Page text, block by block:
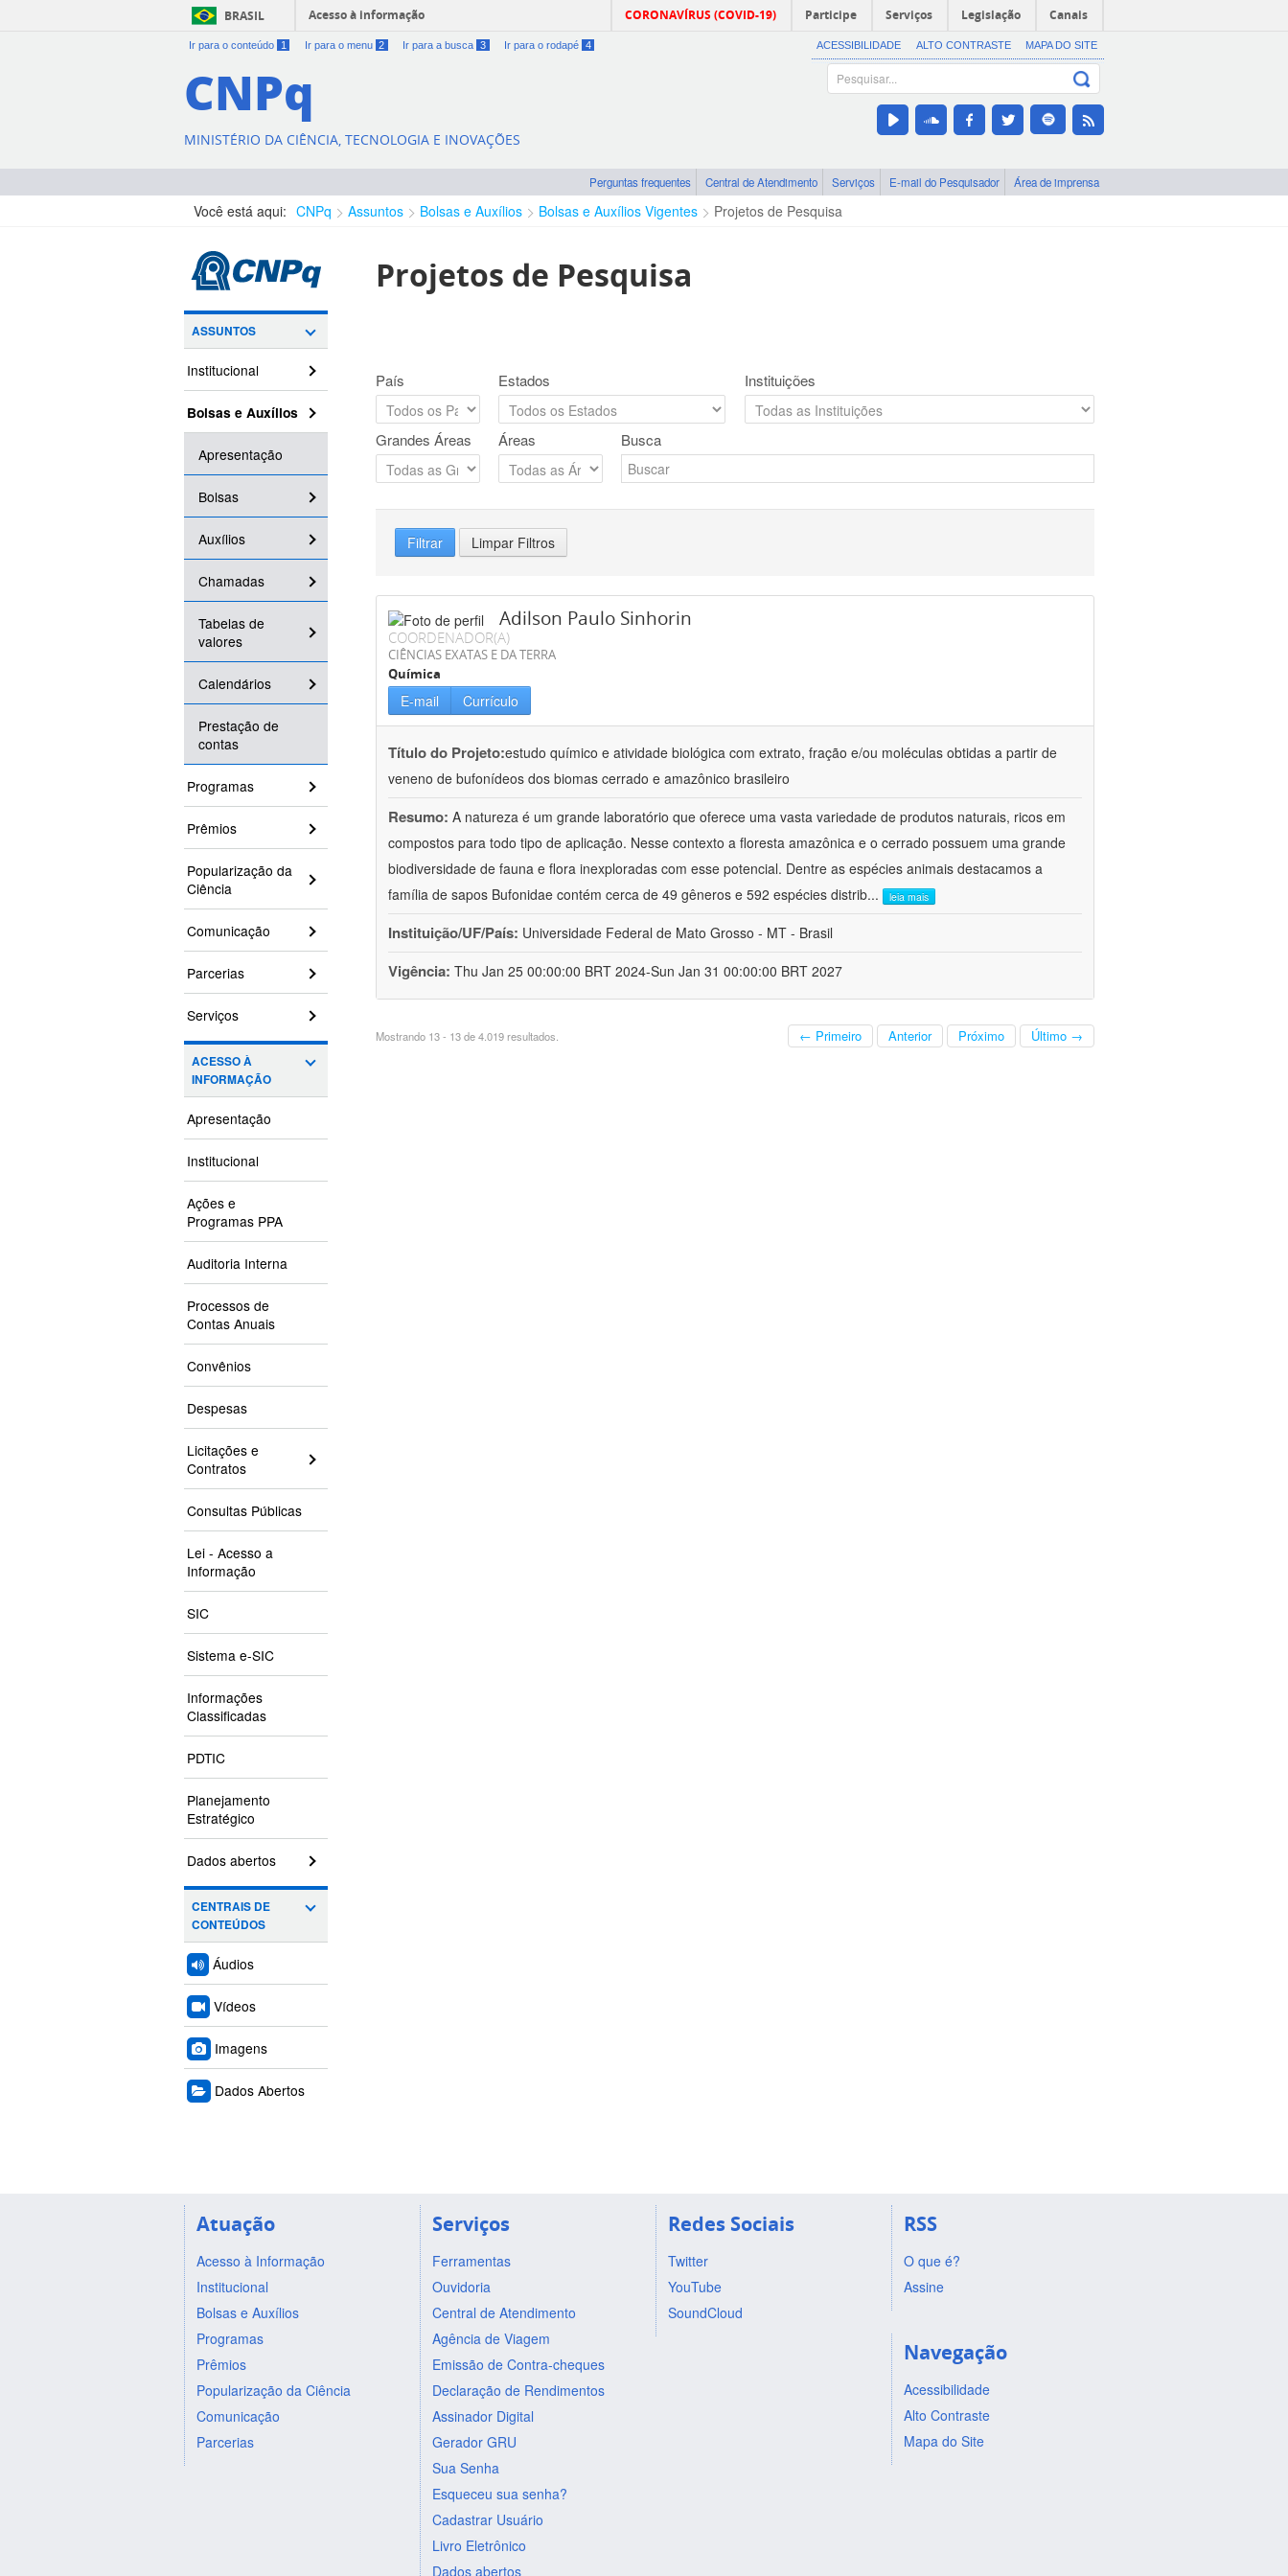
BRASIL Acesso à informação CORONAVÍRUS (COVID-19) Participe Serviços Legislação Canais
Ir para o conteúdo 1 Ir para o menu 2 Ir para a busca 3 Ir para o rodapé 4 ACESSIBILIDADE ALTO CONTRASTE MAPA DO SITE
CNPq
MINISTÉRIO DA CIÊNCIA, TECNOLOGIA E INOVAÇÕES
Perguntas frequentes Central de Atendimento Serviços E-mail do Pesquisador Área de imprensa
Você está aqui: CNPq Assuntos Bolsas e Auxílios Bolsas e Auxílios Vigentes Projetos de Pesquisa
ASSUNTOS
Institucional
Bolsas e Auxílios
Apresentação
Bolsas
Auxílios
Chamadas
Tabelas de
valores
Calendários
Prestação de
contas
Programas
Prêmios
Popularização da
Ciência
Comunicação
Parcerias
Serviços
ACESSO À
INFORMAÇÃO
Apresentação
Institucional
Ações e
Programas PPA
Auditoria Interna
Processos de
Contas Anuais
Convênios
Despesas
Licitações e
Contratos
Consultas Públicas
Lei - Acesso a
Informação
SIC
Sistema e-SIC
Informações
Classificadas
PDTIC
Planejamento
Estratégico
Dados abertos
CENTRAIS DE
CONTEÚDOS
Áudios
Vídeos
Imagens
Dados Abertos
Projetos de Pesquisa
País Estados Instituições
Grandes Áreas Áreas Busca
Filtrar Limpar Filtros
Adilson Paulo Sinhorin
COORDENADOR(A)
CIÊNCIAS EXATAS E DA TERRA
Química
E-mail Currículo
Título do Projeto:estudo químico e atividade biológica com extrato, fração e/ou moléculas obtidas a partir de
veneno de bufonídeos dos biomas cerrado e amazônico brasileiro
Resumo: A natureza é um grande laboratório que oferece uma vasta variedade de produtos naturais, ricos em
compostos para todo tipo de aplicação. Nesse contexto a floresta amazônica e o cerrado possuem uma grande
biodiversidade de fauna e flora inexploradas com esse potencial. Dentre as espécies animais destacamos a
família de sapos Bufonidae contém cerca de 49 gêneros e 592 espécies distrib... leia mais
Instituição/UF/País: Universidade Federal de Mato Grosso - MT - Brasil
Vigência: Thu Jan 25 00:00:00 BRT 2024-Sun Jan 31 00:00:00 BRT 2027
Mostrando 13 - 13 de 4.019 resultados. ← Primeiro Anterior Próximo Último →
Atuação
Acesso à Informação
Institucional
Bolsas e Auxílios
Programas
Prêmios
Popularização da Ciência
Comunicação
Parcerias
Serviços
Ferramentas
Ouvidoria
Central de Atendimento
Agência de Viagem
Emissão de Contra-cheques
Declaração de Rendimentos
Assinador Digital
Gerador GRU
Sua Senha
Esqueceu sua senha?
Cadastrar Usuário
Livro Eletrônico
Dados abertos
Redes Sociais
Twitter
YouTube
SoundCloud
RSS
O que é?
Assine
Navegação
Acessibilidade
Alto Contraste
Mapa do Site